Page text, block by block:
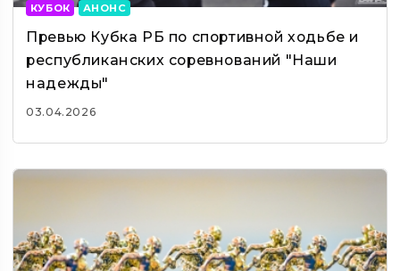
КУБОК АНОНС
Превью Кубка РБ по спортивной ходьбе и
республиканских соревнований "Наши
надежды"
03.04.2026